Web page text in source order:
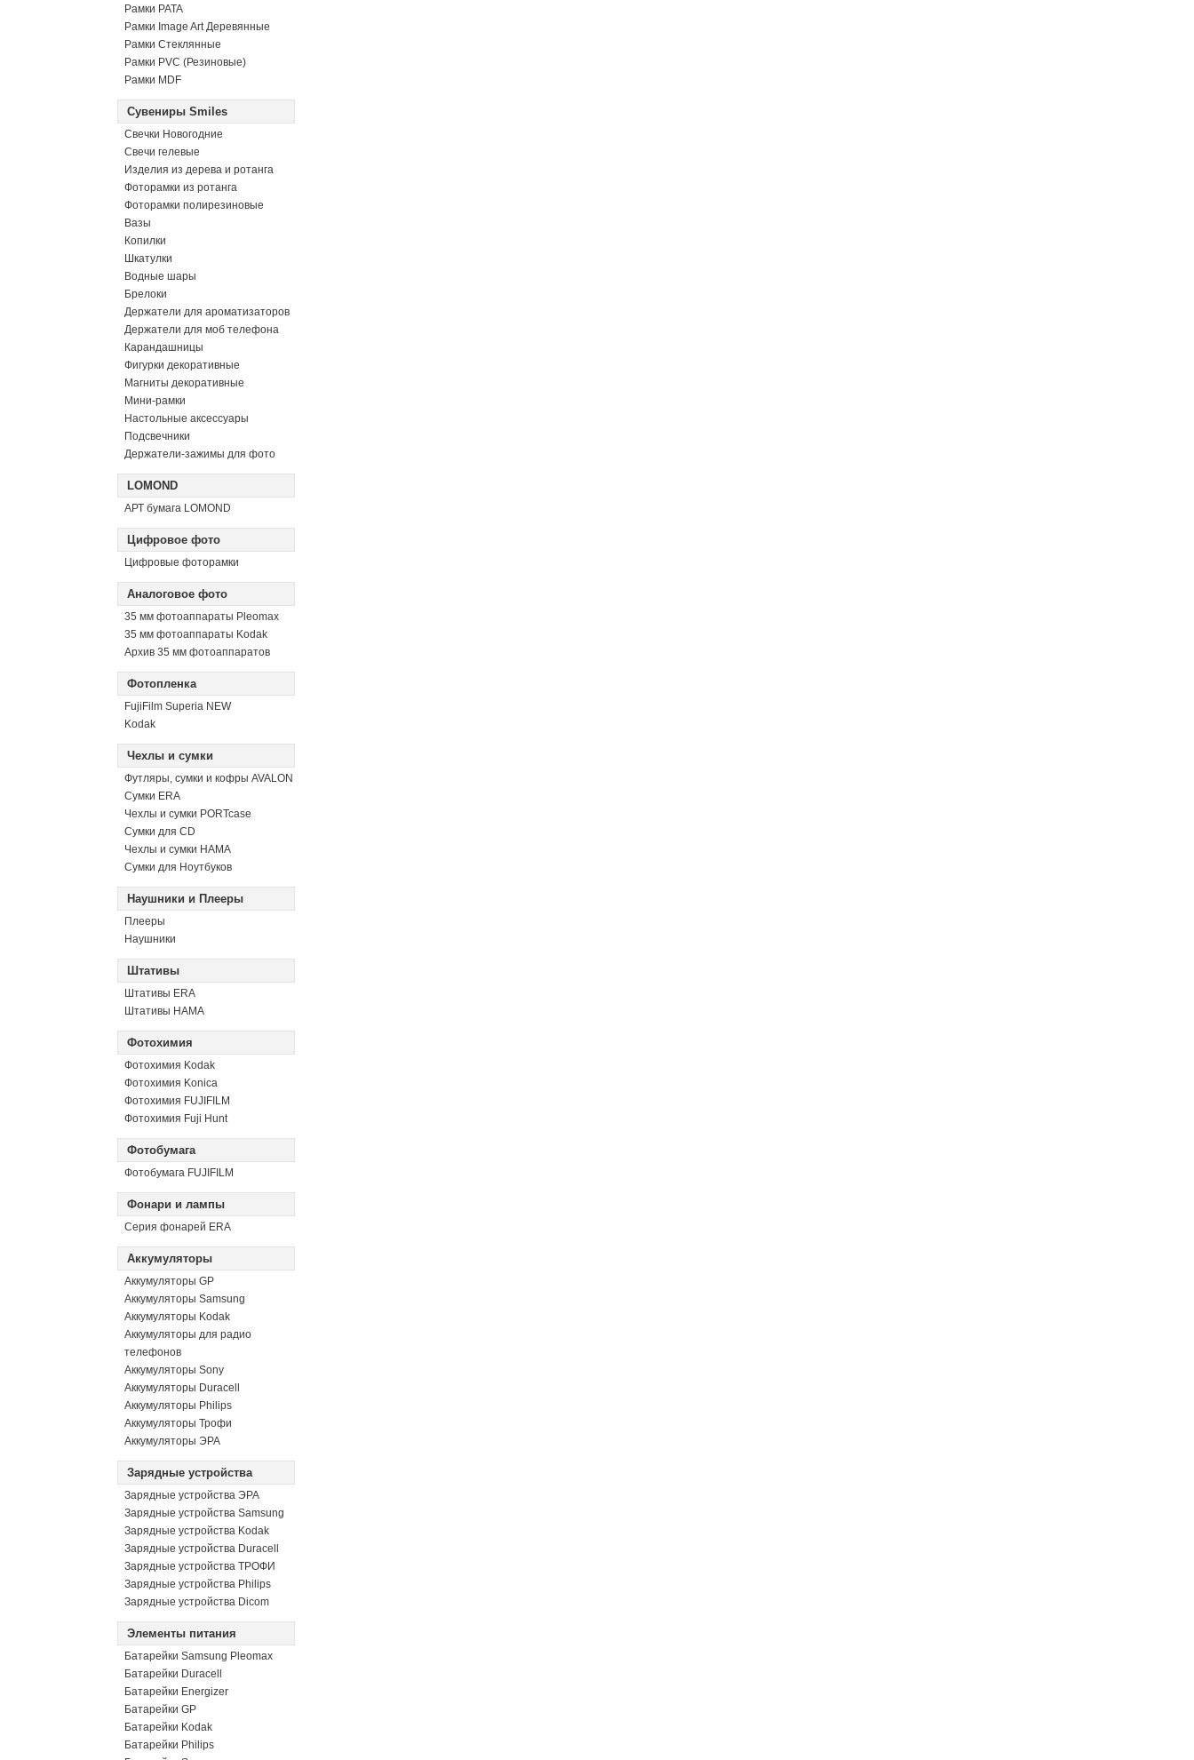
Рамки PATA
Рамки Image Art Деревянные
Рамки Стеклянные
Рамки PVC (Резиновые)
Рамки MDF
Сувениры Smiles
Свечки Новогодние
Свечи гелевые
Изделия из дерева и ротанга
Фоторамки из ротанга
Фоторамки полирезиновые
Вазы
Копилки
Шкатулки
Водные шары
Брелоки
Держатели для ароматизаторов
Держатели для моб телефона
Карандашницы
Фигурки декоративные
Магниты декоративные
Мини-рамки
Настольные аксессуары
Подсвечники
Держатели-зажимы для фото
LOMOND
АРТ бумага LOMOND
Цифровое фото
Цифровые фоторамки
Аналоговое фото
35 мм фотоаппараты Pleomax
35 мм фотоаппараты Kodak
Архив 35 мм фотоаппаратов
Фотопленка
FujiFilm Superia NEW
Kodak
Чехлы и сумки
Футляры, сумки и кофры AVALON
Сумки ERA
Чехлы и сумки PORTcase
Сумки для CD
Чехлы и сумки HAMA
Сумки для Ноутбуков
Наушники и Плееры
Плееры
Наушники
Штативы
Штативы ERA
Штативы HAMA
Фотохимия
Фотохимия Kodak
Фотохимия Konica
Фотохимия FUJIFILM
Фотохимия Fuji Hunt
Фотобумага
Фотобумага FUJIFILM
Фонари и лампы
Серия фонарей ERA
Аккумуляторы
Аккумуляторы GP
Аккумуляторы Samsung
Аккумуляторы Kodak
Аккумуляторы для радио
телефонов
Аккумуляторы Sony
Аккумуляторы Duracell
Аккумуляторы Philips
Аккумуляторы Трофи
Аккумуляторы ЭРА
Зарядные устройства
Зарядные устройства ЭРА
Зарядные устройства Samsung
Зарядные устройства Kodak
Зарядные устройства Duracell
Зарядные устройства ТРОФИ
Зарядные устройства Philips
Зарядные устройства Dicom
Элементы питания
Батарейки Samsung Pleomax
Батарейки Duracell
Батарейки Energizer
Батарейки GP
Батарейки Kodak
Батарейки Philips